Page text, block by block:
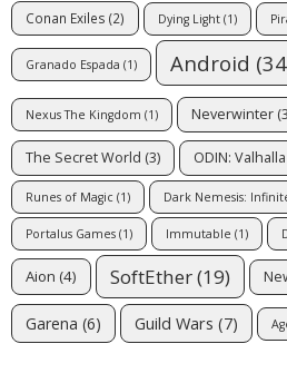
Conan Exiles (2) Dying Light (1)
Granado Espada (1) Android
Nexus The Kingdom (1) Neverwinter
The Secret World (3) ODIN:
Runes of Magic (1) Dark Nemesis:
Portalus Games (1) Immutable (1)
Aion (4) SoftEther(19)
Garena (6) Guild Wars (7)